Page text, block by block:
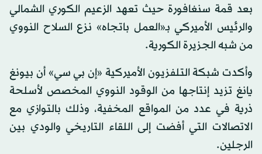
بعد قمة سنغافورة حيث تعهد الزعيم الكوري الشمالي
والرئيس الأميركي بـ«العمل باتجاه» نزع السلاح النووي
من شبه الجزيرة الكورية.
وأكدت شبكة التلفزيون الأميركية «إن بي سي» أن بيونغ
يانغ تزيد إنتاجها من الوقود النووي المخصص لأسلحة
ذرية في عدد من المواقع المخفية، وذلك بالتوازي مع
الاتصالات التي أفضت إلى اللقاء التاريخي والودي بين
الرجلين.